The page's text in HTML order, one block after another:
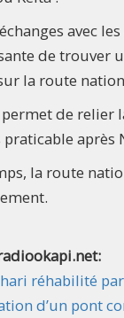
avec
de trouver
la route
de relier
praticable après
la route
réhabilité
d’un pont